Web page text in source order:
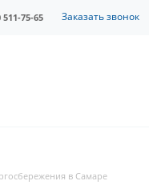
511-75-65 Заказать звонок
в Самаре